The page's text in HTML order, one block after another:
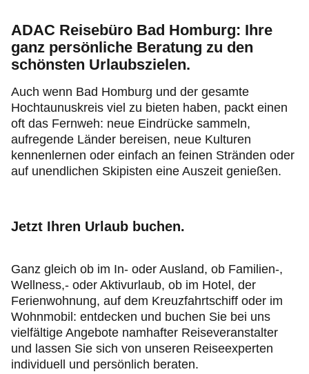
ADAC Reisebüro Bad Homburg: Ihre
ganz persönliche Beratung zu den
schönsten Urlaubszielen.
Auch wenn Bad Homburg und der gesamte
Hochtaunuskreis viel zu bieten haben, packt einen
oft das Fernweh: neue Eindrücke sammeln,
aufregende Länder bereisen, neue Kulturen
kennenlernen oder einfach an feinen Stränden oder
auf unendlichen Skipisten eine Auszeit genießen.
Jetzt Ihren Urlaub buchen.
Ganz gleich ob im In- oder Ausland, ob Familien-,
Wellness,- oder Aktivurlaub, ob im Hotel, der
Ferienwohnung, auf dem Kreuzfahrtschiff oder im
Wohnmobil: entdecken und buchen Sie bei uns
vielfältige Angebote namhafter Reiseveranstalter
und lassen Sie sich von unseren Reiseexperten
individuell und persönlich beraten.